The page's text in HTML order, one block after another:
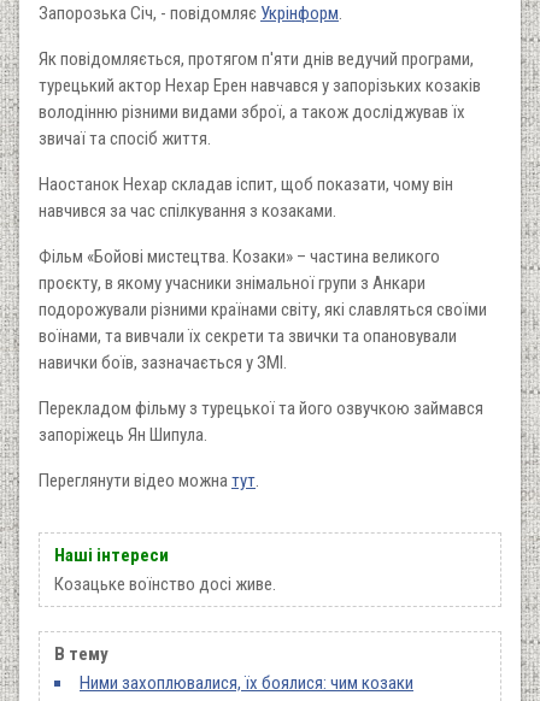
Запорозька Січ, - повідомляє Укрінформ.
Як повідомляється, протягом п'яти днів ведучий програми,
турецький актор Нехар Ерен навчався у запорізьких козаків
володінню різними видами зброї, а також досліджував їх
звичаї та спосіб життя.
Наостанок Нехар складав іспит, щоб показати, чому він
навчився за час спілкування з козаками.
Фільм «Бойові мистецтва. Козаки» – частина великого
проєкту, в якому учасники знімальної групи з Анкари
подорожували різними країнами світу, які славляться своїми
воїнами, та вивчали їх секрети та звички та опановували
навички боїв, зазначається у ЗМІ.
Перекладом фільму з турецької та його озвучкою займався
запоріжець Ян Шипула.
Переглянути відео можнатут.
Наші інтереси
Козацьке воїнство досі живе.
В тему
Ними захоплювалися, їх боялися: чим козаки